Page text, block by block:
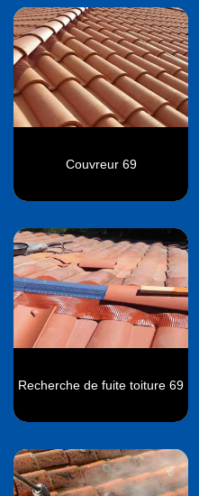
Couvreur 69
Recherche de fuite toiture 69